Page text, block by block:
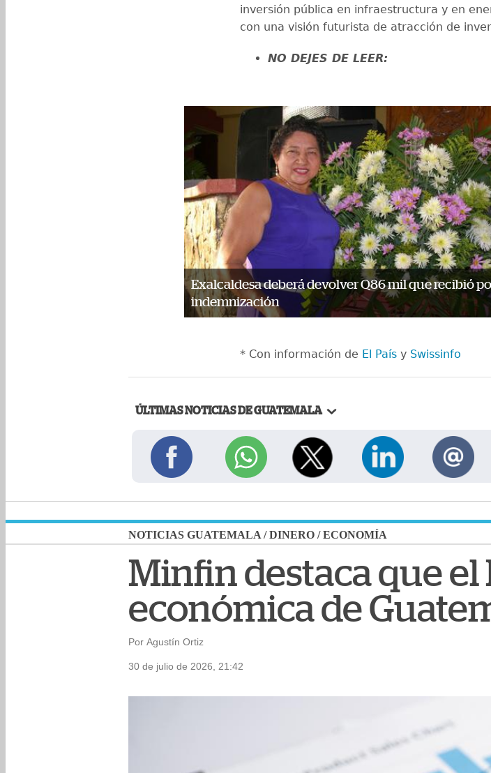
inversión pública en infraestructura y en
con una visión futurista de atracción de
NO DEJES DE LEER:
Exalcaldesa deberá devolver Q86 mil que recibió
indemnización
* Con información de El País y Swissinfo
ÚLTIMAS NOTICIAS DE GUATEMALA
NOTICIAS GUATEMALA /DINERO /ECONOMÍA
Minfin destaca que el
económica de
Por Agustín Ortiz
30 de julio de 2026, 21:42